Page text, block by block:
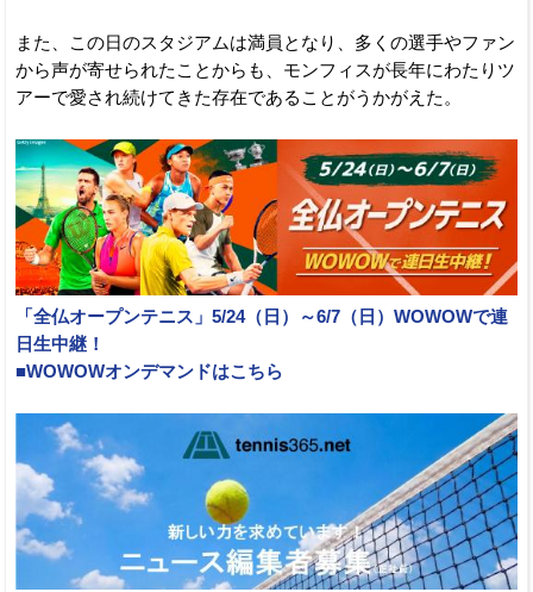
また、この日のスタジアムは満員となり、多くの選手やファン
から声が寄せられたことからも、モンフィスが長年にわたりツ
アーで愛され続けてきた存在であることがうかがえた。
「全仏オープンテニス」5/24（日）～6/7（日）WOWOWで連
日生中継！
■WOWOWオンデマンドはこちら